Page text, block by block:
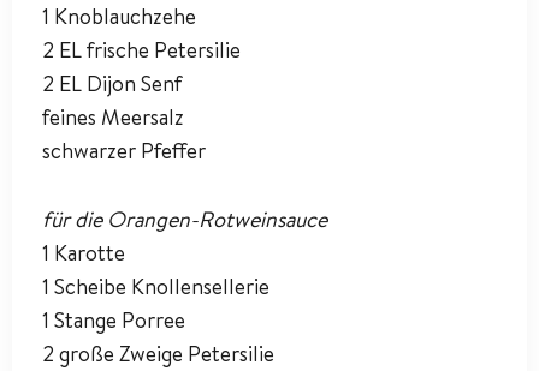
1 Knoblauchzehe
2 EL frische Petersilie
2 EL Dijon Senf
feines Meersalz
schwarzer Pfeffer
für die Orangen-Rotweinsauce
1 Karotte
1 Scheibe Knollensellerie
1 Stange Porree
2 große Zweige Petersilie